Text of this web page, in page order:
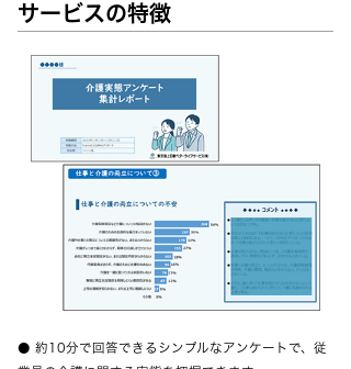
サービスの特徴
● 約10分で回答できるシンプルなアンケートで、従